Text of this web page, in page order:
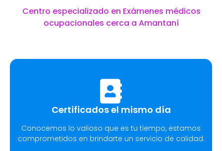
Centro especializado en Exámenes médicos
ocupacionales cerca a Amantaní
Certificados el mismo día
Conocemos lo valioso que es tu tiempo, estamos
comprometidos en brindarte un servicio de calidad.